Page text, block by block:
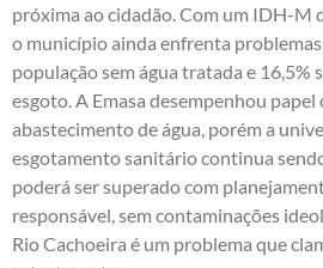
próxima ao cidadão. Com um IDH-M
o município ainda enfrenta problemas
população sem água tratada e 16,5%
esgoto. A Emasa desempenhou
abastecimento de água, porém a
esgotamento sanitário continua
poderá ser superado com
responsável, sem contaminações
Rio Cachoeira é um problema que